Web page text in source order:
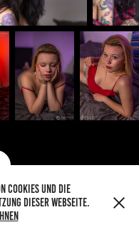
in Trier und Umgebung.
Cookies und die
dieser Webseite.